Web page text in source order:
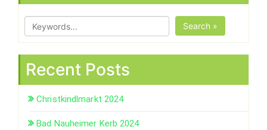
Search »
Recent Posts
Christkindlmarkt 2024
Bad Nauheimer Kerb 2024